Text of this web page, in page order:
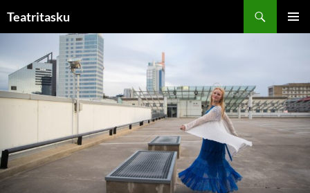
sisu
Teatritasku